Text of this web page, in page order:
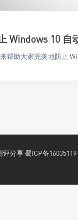
Windows 10 自
帮助大家完美地防止
评分享蜀ICP备